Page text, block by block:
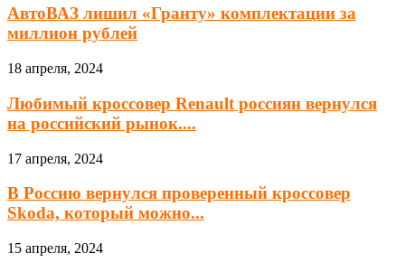
АвтоВАЗ лишил «Гранту» комплектации за
миллион рублей
18 апреля, 2024
Любимый кроссовер Renault россиян вернулся
на российский рынок....
17 апреля, 2024
В Россию вернулся проверенный кроссовер
Skoda, который можно...
15 апреля, 2024